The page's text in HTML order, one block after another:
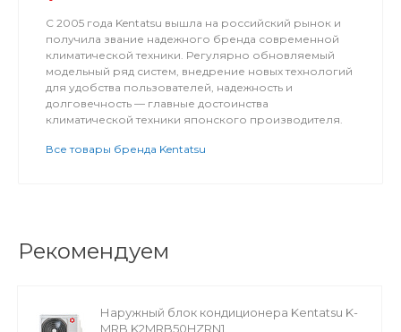
С 2005 года Kentatsu вышла на российский рынок и
получила звание надежного бренда современной
климатической техники. Регулярно обновляемый
модельный ряд систем, внедрение новых технологий
для удобства пользователей, надежность и
долговечность — главные достоинства
климатической техники японского производителя.
Все товары бренда Kentatsu
Рекомендуем
Наружный блок кондиционера Kentatsu K-
MRB K2MRB50HZRN1